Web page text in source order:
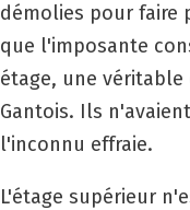
démolies pour faire
que l'imposante
étage, une
Gantois. Ils
l'inconnu effraie.
L'étage supérieur